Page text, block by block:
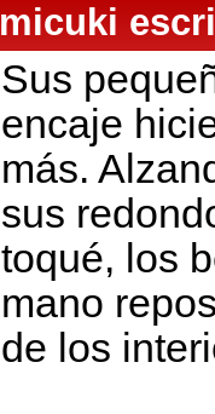
micuki
Sus
encaje
más.
sus
toqué, los
mano
de los